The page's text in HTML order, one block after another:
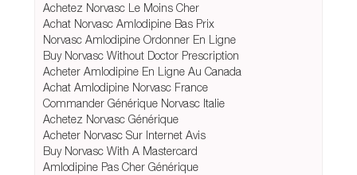
Achetez Norvasc Le Moins Cher
Achat Norvasc Amlodipine Bas Prix
Norvasc Amlodipine Ordonner En Ligne
Buy Norvasc Without Doctor Prescription
Acheter Amlodipine En Ligne Au Canada
Achat Amlodipine Norvasc France
Commander Générique Norvasc Italie
Achetez Norvasc Générique
Acheter Norvasc Sur Internet Avis
Buy Norvasc With A Mastercard
Amlodipine Pas Cher Générique